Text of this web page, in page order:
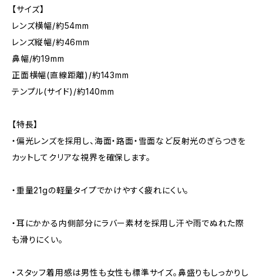
【サイズ】
レンズ横幅/約54mm
レンズ縦幅/約46mm
鼻幅/約19mm
正面横幅(直線距離)/約143mm
テンプル(サイド)/約140mm
【特長】
・偏光レンズを採用し、海面・路面・雪面など反射光のぎらつきを
カットしてクリアな視界を確保します。
・重量21gの軽量タイプでかけやすく疲れにくい。
・耳にかかる内側部分にラバー素材を採用し汗や雨でぬれた際
も滑りにくい。
・スタッフ着用感は男性も女性も標準サイズ。鼻盛りもしっかりし